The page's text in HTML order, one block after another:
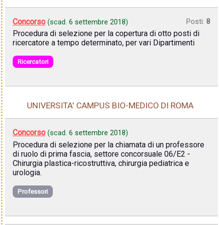
Concorso (scad. 6 settembre 2018) Posti: 8
Procedura di selezione per la copertura di otto posti di
ricercatore a tempo determinato, per vari Dipartimenti
Ricercatori
UNIVERSITA' CAMPUS BIO-MEDICO DI ROMA
Concorso (scad. 6 settembre 2018)
Procedura di selezione per la chiamata di un professore
di ruolo di prima fascia, settore concorsuale 06/E2 -
Chirurgia plastica-ricostruttiva, chirurgia pediatrica e
urologia.
Professori